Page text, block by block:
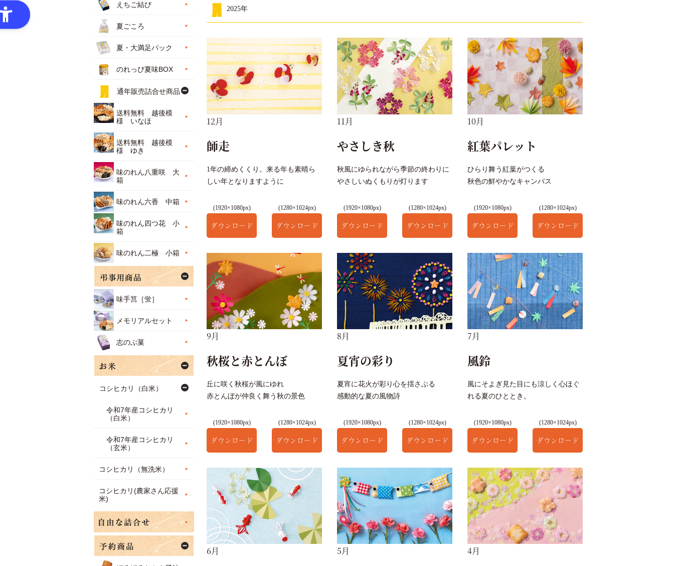
2025年
12月
師走
1年の締めくくり。来る年も素晴ら
しい年となりますように
(1920×1080px)
ダウンロード
(1280×1024px)
ダウンロード
11月
やさしき秋
秋風にゆられながら季節の終わりに
やさしいぬくもりが灯ります
(1920×1080px)
ダウンロード
(1280×1024px)
ダウンロード
10月
紅葉パレット
ひらり舞う紅葉がつくる
秋色の鮮やかなキャンバス
(1920×1080px)
ダウンロード
(1280×1024px)
ダウンロード
9月
秋桜と赤とんぼ
丘に咲く秋桜が風にゆれ
赤とんぼが仲良く舞う秋の景色
(1920×1080px)
ダウンロード
(1280×1024px)
ダウンロード
8月
夏宵の彩り
夏宵に花火が彩り心を揺さぶる
感動的な夏の風物詩
(1920×1080px)
ダウンロード
(1280×1024px)
ダウンロード
7月
風鈴
風にそよぎ見た目にも涼しく心ほぐ
れる夏のひととき。
(1920×1080px)
ダウンロード
(1280×1024px)
ダウンロード
6月 5月 4月
えちご結び
夏ごころ
夏・大満足パック
のれっぴ夏味BOX
通年販売詰合せ商品
送料無料 越後模
様 いなほ
送料無料 越後模
様 ゆき
味のれん八重咲 大
箱
味のれん六香 中箱
味のれん四つ花 小
箱
味のれん二極 小箱
味手筥［蛍］
メモリアルセット
志のぶ菓
コシヒカリ（白米）
令和7年産コシヒカリ
（白米）
令和7年産コシヒカリ
（玄米）
コシヒカリ（無洗米）
コシヒカリ(農家さん応援
米)